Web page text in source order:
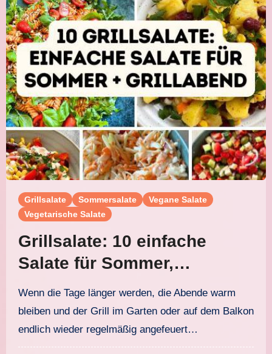
Grillsalate Sommersalate
Vegane Salate
Vegetarische Salate
Grillsalate: 10 einfache
Salate für Sommer,
Grillabend und Buffet
Wenn die Tage länger werden, die Abende warm
bleiben und der Grill im Garten oder auf dem Balkon
endlich wieder regelmäßig angefeuert…